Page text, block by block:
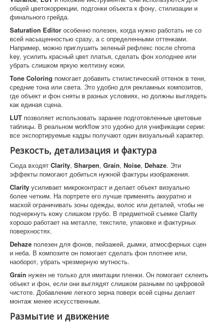
общей цветокоррекции, подгонки объекта к фону, стилизации и
финального грейда.
Saturation Editor особенно полезен, когда нужно работать не со
всей насыщенностью сразу, а с определенными оттенками.
Например, можно приглушить зеленый рефлекс после chroma
key, усилить красный цвет платья, сделать фон холоднее или
убрать слишком яркую желтизну кожи.
Tone Coloring помогает добавить стилистический оттенок в тени,
средние тона или света. Это удобно для рекламных композитов,
где объект и фон сняты в разных условиях, но должны выглядеть
как единая сцена.
LUT позволяет использовать заранее подготовленные цветовые
таблицы. В реальном workflow это удобно для унификации серии:
все экспортируемые кадры получают один визуальный характер.
Резкость, детализация и фактура
Сюда входят Clarity, Sharpen, Grain, Noise, Dehaze. Эти
эффекты помогают добиться нужной фактуры изображения.
Clarity усиливает микроконтраст и делает объект визуально
более четким. На портрете его лучше применять аккуратно и
маской ограничивать зоны одежды, волос или деталей, чтобы не
подчеркнуть кожу слишком грубо. В предметной съемке Clarity
хорошо работает на металле, текстиле, упаковке и фактурных
поверхностях.
Dehaze полезен для фонов, пейзажей, дымки, атмосферных сцен
и неба. В композите он помогает сделать фон плотнее или,
наоборот, убрать чрезмерную мутность.
Grain нужен не только для имитации пленки. Он помогает склеить
объект и фон, если они выглядят слишком разными по цифровой
чистоте. Добавление легкого зерна поверх всей сцены делает
монтаж менее искусственным.
Размытие и движение